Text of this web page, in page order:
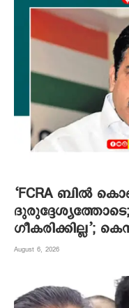
‘FCRA ബിൽ
August 6, 2026